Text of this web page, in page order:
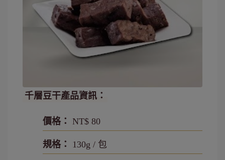
千層豆干產品資訊：
價格： NT$ 80
規格： 130g / 包